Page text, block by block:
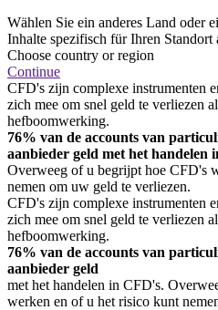
Wählen Sie ein anderes Land oder
Inhalte spezifisch für Ihren Standort
Choose country or region
Continue
CFD's zijn complexe instrumenten
zich mee om snel geld te verliezen
hefboomwerking.
76% van de accounts van
aanbieder geld met het handelen
Overweeg of u begrijpt hoe CFD's
nemen om uw geld te verliezen.
CFD's zijn complexe instrumenten
zich mee om snel geld te verliezen
hefboomwerking.
76% van de accounts van
aanbieder geld
met het handelen in CFD's.
werken en of u het risico kunt